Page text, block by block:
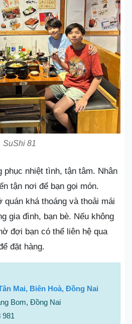
SuShi 81
phục nhiệt tình, tận tâm. Nhân
tận nơi để bạn gọi món.
quán khá thoáng và thoải mái
gia đình, bạn bè. Nếu không
đợi bạn có thể liên hệ qua
đặt hàng.
Mai, Biên Hoà, Đồng Nai
Bom, Đồng Nai
981